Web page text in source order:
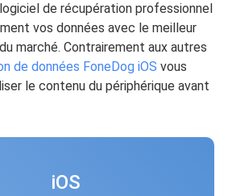
de récupération professionnel
vos données avec le meilleur
marché. Contrairement aux autres
de données FoneDog iOS vous
le contenu du périphérique avant
iOS